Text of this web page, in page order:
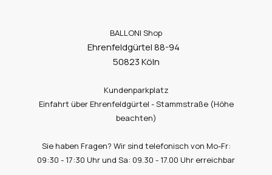
BALLONI Shop
Ehrenfeldgürtel 88-94
50823 Köln
Kundenparkplatz
Einfahrt über Ehrenfeldgürtel - Stammstraße (Höhe
beachten)
Sie haben Fragen? Wir sind telefonisch von Mo-Fr:
09:30 - 17:30 Uhr und Sa: 09.30 - 17.00 Uhr erreichbar